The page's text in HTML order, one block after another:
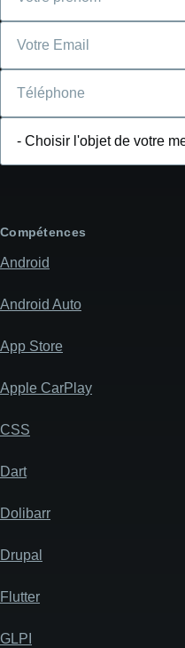
message
Compétences
Android
Android Auto
App Store
Apple CarPlay
CSS
Dart
Dolibarr
Drupal
Flutter
GLPI